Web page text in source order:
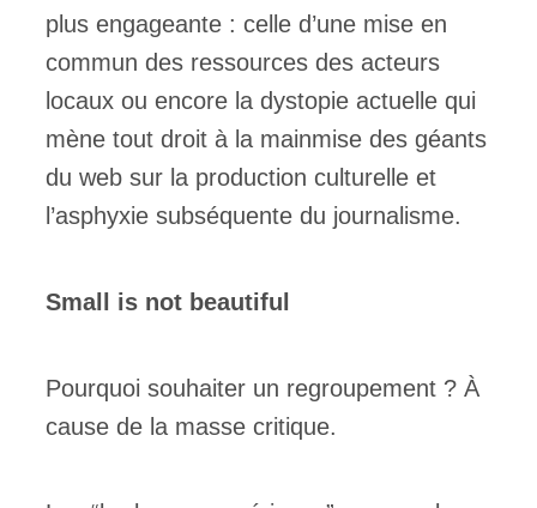
plus engageante : celle d’une mise en
commun des ressources des acteurs
locaux ou encore la dystopie actuelle qui
mène tout droit à la mainmise des géants
du web sur la production culturelle et
l’asphyxie subséquente du journalisme.
Small is not beautiful
Pourquoi souhaiter un regroupement ? À
cause de la masse critique.